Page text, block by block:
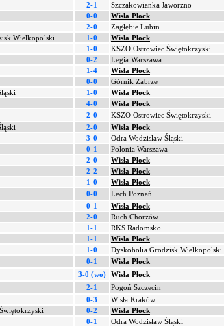
2-1 Szczakowianka Jaworzno
0-0 Wisła Płock
2-0 Zagłębie Lubin
Wielkopolski 1-0 Wisła Płock
1-0 KSZO Ostrowiec Świętokrzyski
0-2 Legia Warszawa
1-4 Wisła Płock
0-0 Górnik Zabrze
1-0 Wisła Płock
4-0 Wisła Płock
2-0 KSZO Ostrowiec Świętokrzyski
2-0 Wisła Płock
3-0 Odra Wodzisław Śląski
0-1 Polonia Warszawa
2-0 Wisła Płock
2-2 Wisła Płock
1-0 Wisła Płock
0-0 Lech Poznań
0-1 Wisła Płock
2-0 Ruch Chorzów
1-1 RKS Radomsko
1-1 Wisła Płock
1-0 Dyskobolia Grodzisk Wielkopolski
0-1 Wisła Płock
3-0 (wo) Wisła Płock
2-1 Pogoń Szczecin
0-3 Wisła Kraków
0-2 Wisła Płock
0-1 Odra Wodzisław Śląski